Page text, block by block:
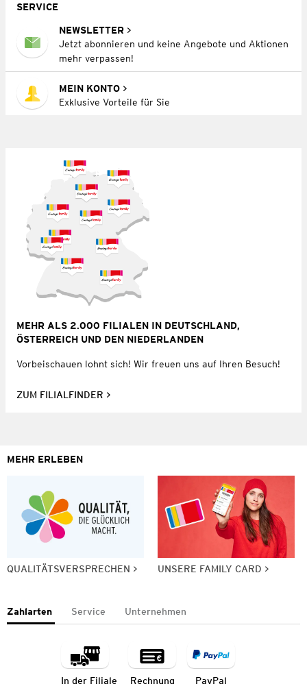
SERVICE
NEWSLETTER
Jetzt abonnieren und keine Angebote und Aktionen
mehr verpassen!
MEIN KONTO
Exklusive Vorteile für Sie
MEHR ALS 2.000 FILIALEN IN DEUTSCHLAND,
ÖSTERREICH UND DEN NIEDERLANDEN
Vorbeischauen lohnt sich! Wir freuen uns auf Ihren Besuch!
ZUM FILIALFINDER
MEHR ERLEBEN
QUALITÄTSVERSPRECHEN UNSERE FAMILY CARD
Zahlarten Service Unternehmen
In der Filiale Rechnung PayPal